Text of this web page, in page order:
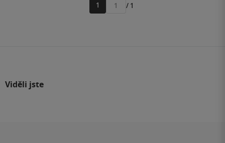
1
Přejít
/ 1
Viděli jste